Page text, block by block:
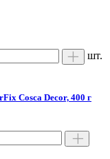
шт.
Cosca Decor, 400 г